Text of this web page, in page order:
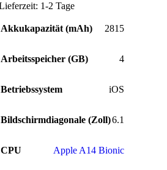
1-2 Tage
Akkukapazität (mAh) 2815
Arbeitsspeicher (GB) 4
Betriebssystem iOS
Bildschirmdiagonale (Zoll)6.1
CPU Apple A14 Bionic